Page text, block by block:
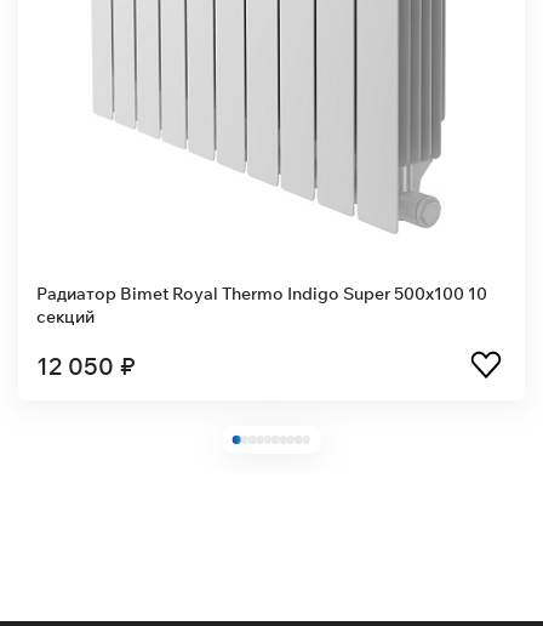
Bimet Royal Thermo Indigo Super 500x100 10
050 ₽